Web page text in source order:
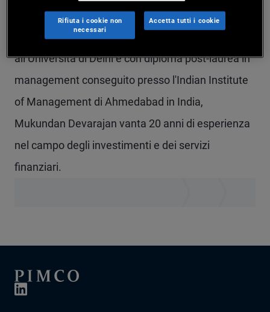
strategie quantitative presso Lehman Brothers
International. Laureato in economia e commercio
all’Università di Delhi e con diploma post-laurea in
management conseguito presso l'Indian Institute
of Management di Ahmedabad in India,
Mukundan Devarajan vanta 20 anni di esperienza
nel campo degli investimenti e dei servizi
finanziari.
Rifiuta i cookie non
necessari
Accetta tutti i cookie